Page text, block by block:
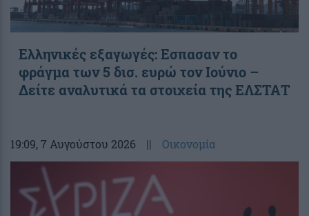
Ελληνικές εξαγωγές: Εσπασαν το
φράγμα των 5 δισ. ευρώ τον Ιούνιο –
Δείτε αναλυτικά τα στοιχεία της ΕΛΣΤΑΤ
19:09, 7 Αυγούστου 2026 || Οικονομία